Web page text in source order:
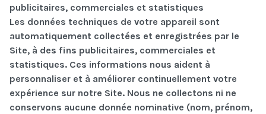
publicitaires, commerciales et statistiques
Les données techniques de votre appareil sont
automatiquement collectées et enregistrées par le
Site, à des fins publicitaires, commerciales et
statistiques. Ces informations nous aident à
personnaliser et à améliorer continuellement votre
expérience sur notre Site. Nous ne collectons ni ne
conservons aucune donnée nominative (nom, prénom,